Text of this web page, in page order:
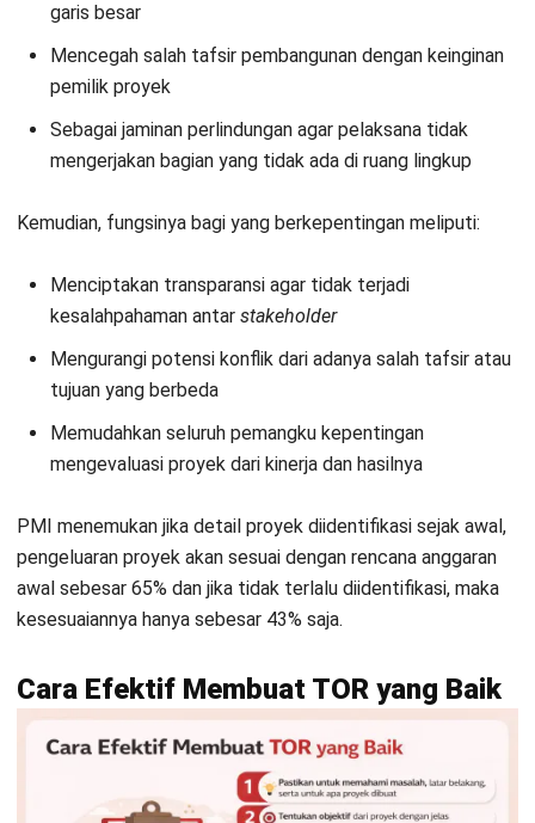
faktor-faktor tersebut.
Tentukan objektif dari proyek dengan jelas:
Objektif
seperti penyelesaian pembangunan, pelaporan progres,
dan target maksimal anggaran yang akan diatur lebih
detail dalam RAB atau Rencana Anggaran Biaya. Ini
dapat dicapai dengan maksimal. Implementasi metode
menentukan objektif yang realistis dan berkualitas.
Identifikasi seluruh
Identifikasi stakeholderseperti
vendor pelaksana, penyelenggara, pemilik venue, bahkan
pihak berwenang akan membantu Anda dalam
menentukan hak dan kewajiban yang mereka perlu jalani
Buat struktur TOR secara urutan dan isinya
ringkas:Penting untuk membuat TOR dalam format
yang berurutan dan rapi agar mudah dipahami semua
tele.
Hindari ambiguitas dengan menggunakan
penjelasan yang terukur:Agar semua pihak mengerti
yang ditentukan, TOR harus dibuat
dengan penjelasan yang dapat diukur.